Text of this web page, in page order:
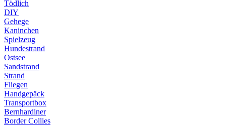
Tödlich
DIY
Gehege
Kaninchen
Spielzeug
Hundestrand
Ostsee
Sandstrand
Strand
Fliegen
Handgepäck
Transportbox
Bernhardiner
Border Collies